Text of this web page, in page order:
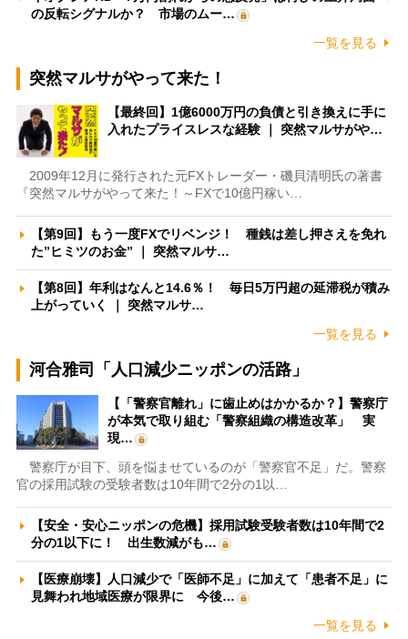
の反転シグナルか？ 市場のムー…
一覧を見る
突然マルサがやって来た！
【最終回】1億6000万円の負債と引き換えに手に
入れたプライスレスな経験 ｜ 突然マルサがや…
2009年12月に発行された元FXトレーダー・磯貝清明氏の著書
『突然マルサがやって来た！～FXで10億円稼い…
【第9回】もう一度FXでリベンジ！ 種銭は差し押さえを免れ
た”ヒミツのお金” ｜ 突然マルサ…
【第8回】年利はなんと14.6％！ 毎日5万円超の延滞税が積み
上がっていく ｜ 突然マルサ…
一覧を見る
河合雅司「人口減少ニッポンの活路」
【「警察官離れ」に歯止めはかかるか？】警察庁
が本気で取り組む「警察組織の構造改革」 実
現…
警察庁が目下、頭を悩ませているのが「警察官不足」だ。警察
官の採用試験の受験者数は10年間で2分の1以…
【安全・安心ニッポンの危機】採用試験受験者数は10年間で2
分の1以下に！ 出生数減がも…
【医療崩壊】人口減少で「医師不足」に加えて「患者不足」に
見舞われ地域医療が限界に 今後…
一覧を見る